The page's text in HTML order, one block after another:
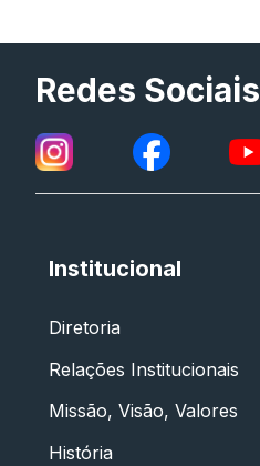
Redes Sociais
Institucional
Diretoria
Relações Institucionais
Missão, Visão, Valores
História